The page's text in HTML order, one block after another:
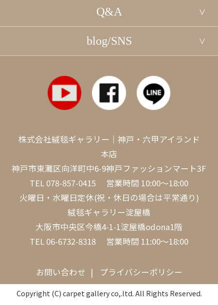
Q&A
blog/SNS
株式会社絨毯ギャラリー｜神戸・六甲アイランド
本店
神戸市東灘区向洋町中6-9神戸ファッションマート3F
TEL 078-857-0415 営業時間 10:00～18:00
火曜日・水曜日定休(祝・休日の場合は平常通り)
絨毯ギャラリー淀屋橋
大阪市中央区今橋4-1-1淀屋橋odona1階
TEL 06-6732-8318 営業時間 11:00～18:00
お問い合わせ プライバシーポリシー
Copyright (C) carpet gallery co,.ltd. All Rights Reserved.